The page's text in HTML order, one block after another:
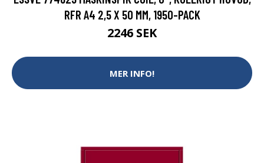
RFR A4 2,5 X 50 MM, 1950-PACK
2246 SEK
MER INFO!